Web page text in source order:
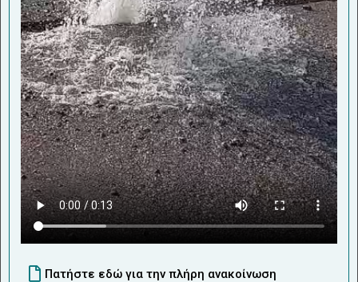
Πατήστε εδώ για την πλήρη ανακοίνωση